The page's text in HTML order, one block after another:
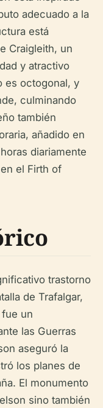
adecuado a la
está
Craigleith, un
y atractivo
es octogonal, y
culminando
también
añadido en
diariamente
el Firth of
trastorno
de Trafalgar,
un
las Guerras
aseguró la
los planes de
El monumento
sino también